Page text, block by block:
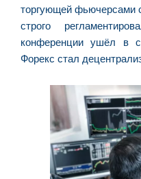
торгующей фьючерсами
строго
конференции ушёл в
Форекс стал